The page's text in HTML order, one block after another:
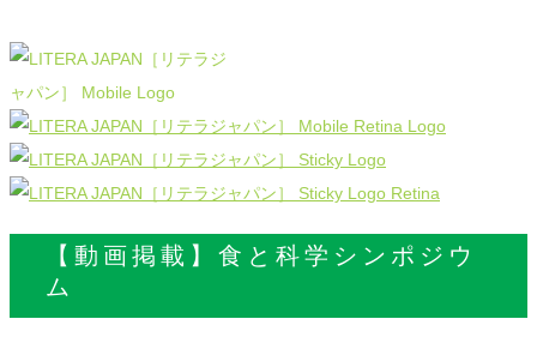
【動画掲載】食と科学シンポジウ
ム